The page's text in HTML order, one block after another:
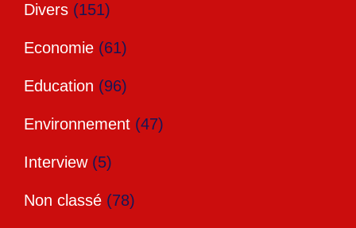
Divers (151)
Economie (61)
Education (96)
Environnement (47)
Interview(5)
Non classé (78)